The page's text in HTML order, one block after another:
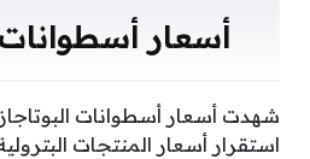
أسعار أسطوانات
شهدت أسعار أسطوانات البوتاجاز
استقرار أسعار المنتجات